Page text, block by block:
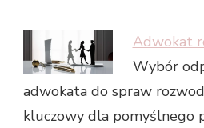
Adwokat
Wybór
adwokata do spraw
kluczowy dla pomyślnego